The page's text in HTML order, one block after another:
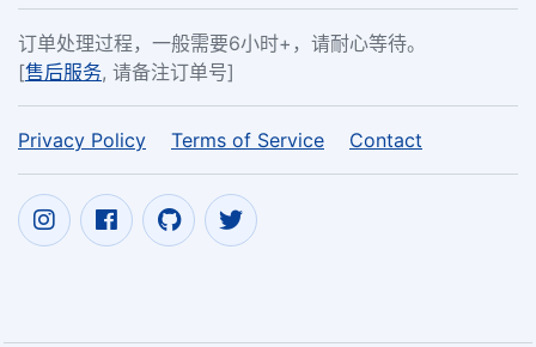
订单处理过程，一般需要6小时+，请耐心等待。
[售后服务, 请备注订单号]
Privacy Policy Terms of Service Contact